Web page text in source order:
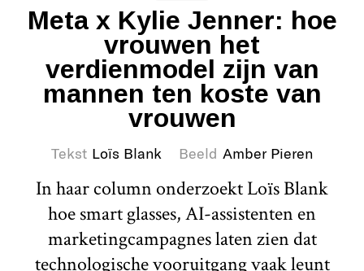
Meta x Kylie Jenner: hoe
vrouwen het
verdienmodel zijn van
mannen ten koste van
vrouwen
Tekst Loïs Blank Beeld Amber Pieren
In haar column onderzoekt Loïs Blank
hoe smart glasses, AI-assistenten en
marketingcampagnes laten zien dat
technologische vooruitgang vaak leunt